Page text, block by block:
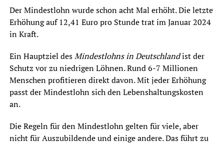
Der Mindestlohn wurde schon acht Mal erhöht. Die letzte
Erhöhung auf 12,41 Euro pro Stunde trat im Januar 2024
in Kraft.
Ein Hauptziel desMindestlohns in Deutschlandist der
Schutz vor zu niedrigen Löhnen. Rund 6-7 Millionen
Menschen profitieren direkt davon. Mit jeder Erhöhung
passt der Mindestlohn sich den Lebenshaltungskosten
an.
Die Regeln für den Mindestlohn gelten für viele, aber
nicht für Auszubildende und einige andere. Das führt zu